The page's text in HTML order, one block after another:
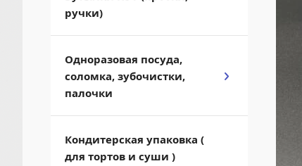
ручки)
Одноразовая посуда,
соломка, зубочистки,
палочки
Кондитерская упаковка (
для тортов и суши )